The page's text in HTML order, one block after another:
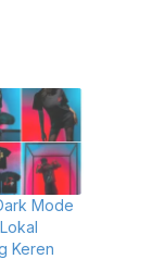
Mode
Keren